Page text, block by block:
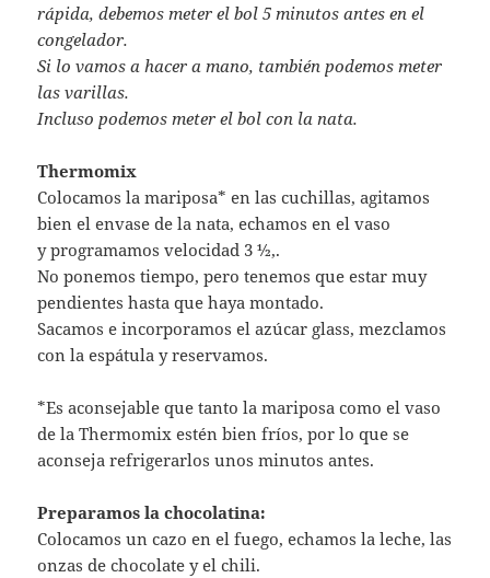
rápida, debemos meter el bol 5 minutos antes en el
congelador.
Si lo vamos a hacer a mano, también podemos meter
las varillas.
Incluso podemos meter el bol con la nata.
Thermomix
Colocamos la mariposa* en las cuchillas, agitamos
bien el envase de la nata, echamos en el vaso
y programamos velocidad 3 ½,.
No ponemos tiempo, pero tenemos que estar muy
pendientes hasta que haya montado.
Sacamos e incorporamos el azúcar glass, mezclamos
con la espátula y reservamos.
*Es aconsejable que tanto la mariposa como el vaso
de la Thermomix estén bien fríos, por lo que se
aconseja refrigerarlos unos minutos antes.
Preparamos la chocolatina:
Colocamos un cazo en el fuego, echamos la leche, las
onzas de chocolate y el chili.